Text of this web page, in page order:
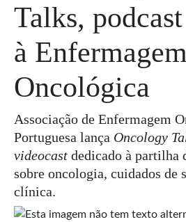
Talks,
à Enfermagem
Oncológica
Associação de Enfermagem
Portuguesa lança Oncology
videocast dedicado à partilha
sobre oncologia, cuidados de
clínica.